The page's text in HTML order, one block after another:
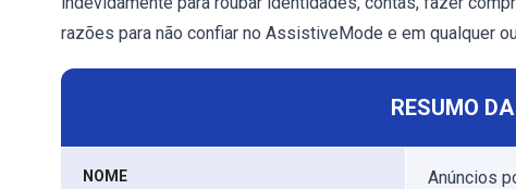
razões para não confiar no AssistiveMode e em qualquer
RESUMO
NOME Anúncios